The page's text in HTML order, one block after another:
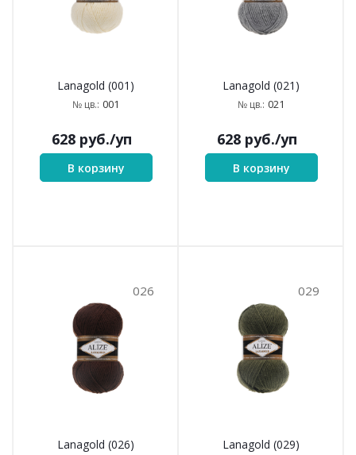
Lanagold (001)
№ цв.: 001
628 руб./уп
В корзину
Lanagold (021)
№ цв.: 021
628 руб./уп
В корзину
026
Lanagold (026)
029
Lanagold (029)